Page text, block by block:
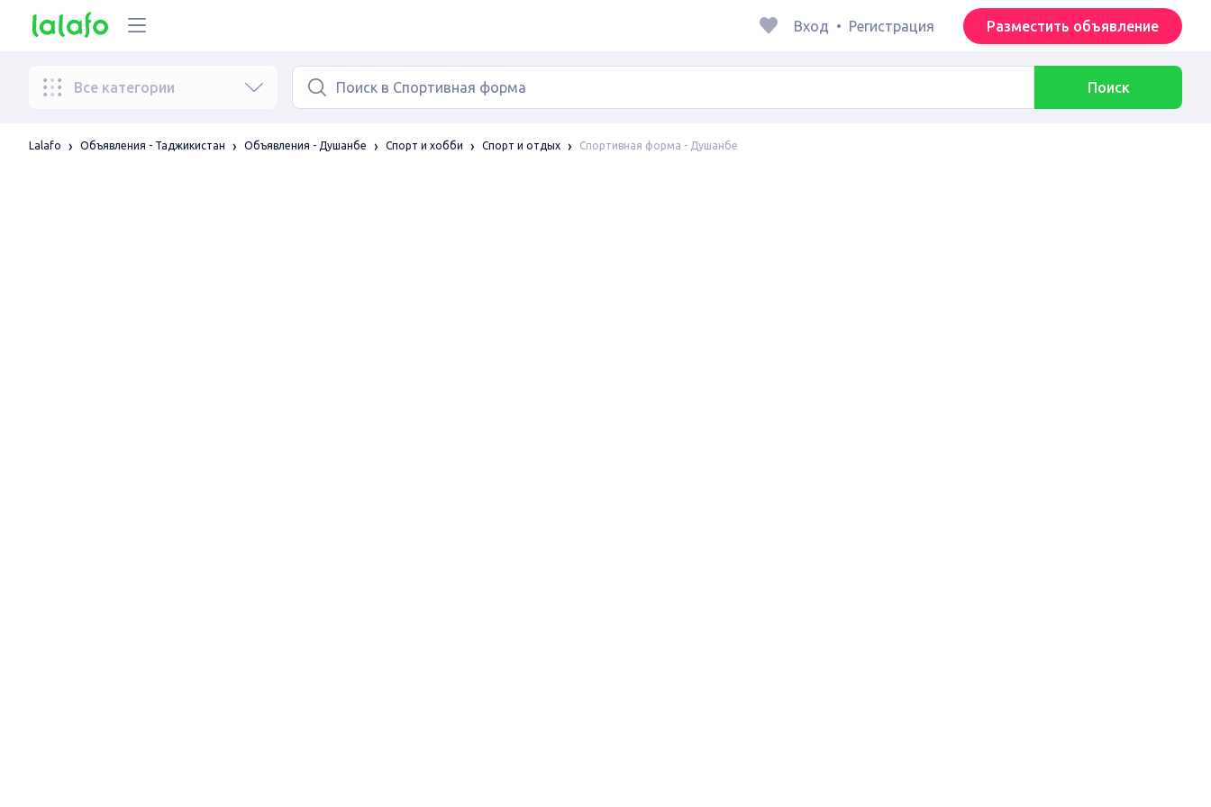
Вход • Регистрация Разместить объявление
Все категории Поиск
Lalafo Объявления - Таджикистан Объявления - Душанбе Спорт и хобби Спорт и отдых Спортивная форма - Душанбе